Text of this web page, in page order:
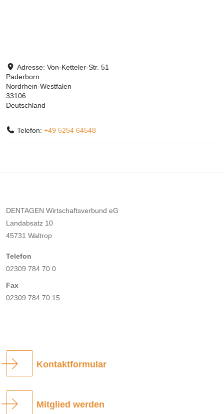
Adresse:Von-Ketteler-Str. 51
Paderborn
Nordrhein-Westfalen
33106
Deutschland
Telefon:+49 5254 64548
DENTAGEN Wirtschaftsverbund eG
Landabsatz 10
45731 Waltrop
Telefon
02309 784 70 0
Fax
02309 784 70 15
Kontaktformular
Mitglied werden